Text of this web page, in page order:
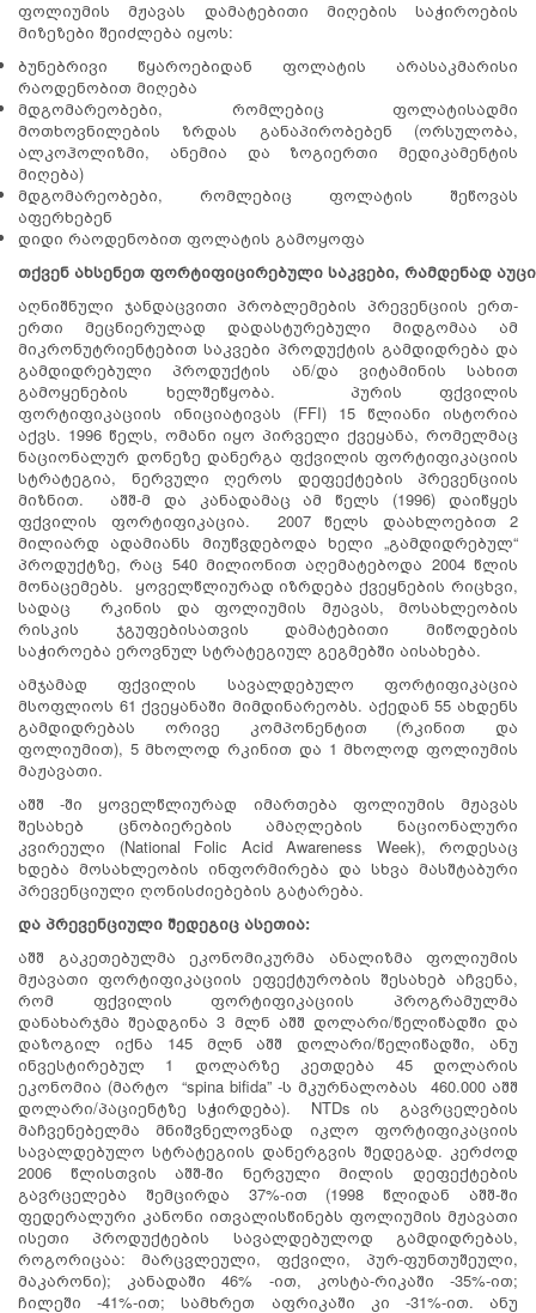
ფოლიუმის მჟავას დამატებითი მიღების საჭიროების
მიზეზები შეიძლება იყოს:
ბუნებრივი წყაროებიდან ფოლატის არასაკმარისი
რაოდენობით მიღება
მდგომარეობები, რომლებიც ფოლატისადმი
მოთხოვნილების ზრდას განაპირობებენ (ორსულობა,
ალკოჰოლიზმი, ანემია და ზოგიერთი მედიკამენტის
მიღება)
მდგომარეობები, რომლებიც ფოლატის შეწოვას
აფერხებენ
დიდი რაოდენობით ფოლატის გამოყოფა
თქვენ ახსენეთ ფორტიფიცირებული საკვები, რამდენად
აღნიშნული ჯანდაცვითი პრობლემების პრევენციის ერთ-
ერთი მეცნიერულად დადასტურებული მიდგომაა ამ
მიკრონუტრიენტებით საკვები პროდუქტის გამდიდრება და
გამდიდრებული პროდუქტის ან/და ვიტამინის სახით
გამოყენების ხელშეწყობა. პურის ფქვილის
ფორტიფიკაციის ინიციატივას (FFI) 15 წლიანი ისტორია
აქვს. 1996 წელს, ომანი იყო პირველი ქვეყანა, რომელმაც
ნაციონალურ დონეზე დანერგა ფქვილის ფორტიფიკაციის
სტრატეგია, ნერვული ღეროს დეფექტების პრევენციის
მიზნით. აშშ-მ და კანადამაც ამ წელს (1996) დაიწყეს
ფქვილის ფორტიფიკაცია. 2007 წელს დაახლოებით 2
მილიარდ ადამიანს მიუწვდებოდა ხელი „გამდიდრებულ“
პროდუქტზე, რაც 540 მილიონით აღემატებოდა 2004 წლის
მონაცემებს. ყოველწლიურად იზრდება ქვეყნების რიცხვი,
სადაც რკინის და ფოლიუმის მჟავას, მოსახლეობის
რისკის ჯგუფებისათვის დამატებითი მიწოდების
საჭიროება ეროვნულ სტრატეგიულ გეგმებში აისახება.
ამჯამად ფქვილის სავალდებულო ფორტიფიკაცია
მსოფლიოს 61 ქვეყანაში მიმდინარეობს. აქედან 55 ახდენს
გამდიდრებას ორივე კომპონენტით (რკინით და
ფოლიუმით), 5 მხოლოდ რკინით და 1 მხოლოდ ფოლიუმის
მაჟავათი.
აშშ -ში ყოველწლიურად იმართება ფოლიუმის მჟავას
შესახებ ცნობიერების ამაღლების ნაციონალური
კვირეული (National Folic Acid Awareness Week), როდესაც
ხდება მოსახლეობის ინფორმირება და სხვა მასშტაბური
პრევენციული ღონისძიებების გატარება.
და პრევენციული შედეგიც ასეთია:
აშშ გაკეთებულმა ეკონომიკურმა ანალიზმა ფოლიუმის
მჟავათი ფორტიფიკაციის ეფექტურობის შესახებ აჩვენა,
რომ ფქვილის ფორტიფიკაციის პროგრამულმა
დანახარჯმა შეადგინა 3 მლნ აშშ დოლარი/წელიწადში და
დაზოგილ იქნა 145 მლნ აშშ დოლარი/წელიწადში, ანუ
ინვესტირებულ 1 დოლარზე კეთდება 45 დოლარის
ეკონომია (მარტო “spina bifida” -ს მკურნალობას 460.000 აშშ
დოლარი/პაციენტზე სჭირდება). NTDs ის გავრცელების
მაჩვენებელმა მნიშვნელოვნად იკლო ფორტიფიკაციის
სავალდებულო სტრატეგიის დანერგვის შედეგად. კერძოდ
2006 წლისთვის აშშ-ში ნერვული მილის დეფექტების
გავრცელება შემცირდა 37%-ით (1998 წლიდან აშშ-ში
ფედერალური კანონი ითვალისწინებს ფოლიუმის მჟავათი
ისეთი პროდუქტების სავალდებულოდ გამდიდრებას,
როგორიცაა: მარცვლეული, ფქვილი, პურ-ფუნთუშეული,
მაკარონი); კანადაში 46% -ით, კოსტა-რიკაში -35%-ით;
ჩილეში -41%-ით; სამხრეთ აფრიკაში კი -31%-ით. ანუ